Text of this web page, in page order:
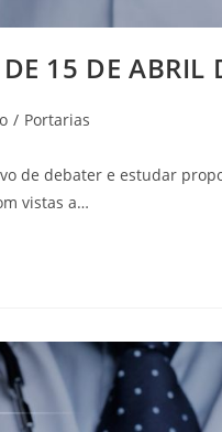
15 DE ABRIL
/ Portarias
de debater e estudar
vistas a…